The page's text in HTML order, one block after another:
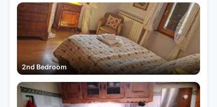
2nd Bedroom